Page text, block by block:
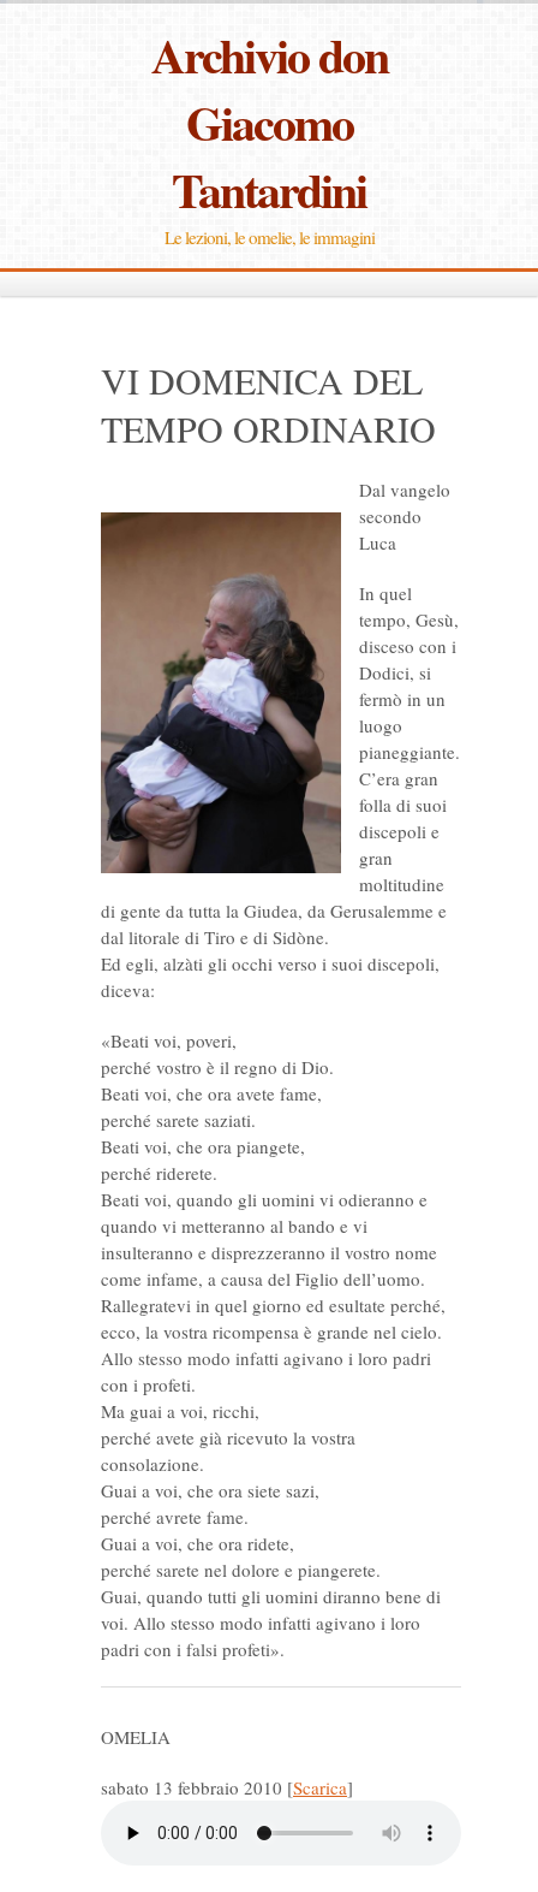
Archivio don
Giacomo
Tantardini
Le lezioni, le omelie, le immagini
VI DOMENICA DEL
TEMPO ORDINARIO
Dal vangelo
secondo
Luca
In quel
tempo, Gesù,
disceso con i
Dodici, si
fermò in un
luogo
pianeggiante.
C’era gran
folla di suoi
discepoli e
gran
moltitudine
di gente da tutta la Giudea, da Gerusalemme e
dal litorale di Tiro e di Sidòne.
Ed egli, alzàti gli occhi verso i suoi discepoli,
diceva:
«Beati voi, poveri,
perché vostro è il regno di Dio.
Beati voi, che ora avete fame,
perché sarete saziati.
Beati voi, che ora piangete,
perché riderete.
Beati voi, quando gli uomini vi odieranno e
quando vi metteranno al bando e vi
insulteranno e disprezzeranno il vostro nome
come infame, a causa del Figlio dell’uomo.
Rallegratevi in quel giorno ed esultate perché,
ecco, la vostra ricompensa è grande nel cielo.
Allo stesso modo infatti agivano i loro padri
con i profeti.
Ma guai a voi, ricchi,
perché avete già ricevuto la vostra
consolazione.
Guai a voi, che ora siete sazi,
perché avrete fame.
Guai a voi, che ora ridete,
perché sarete nel dolore e piangerete.
Guai, quando tutti gli uomini diranno bene di
voi. Allo stesso modo infatti agivano i loro
padri con i falsi profeti».
OMELIA
sabato 13 febbraio 2010 [Scarica]